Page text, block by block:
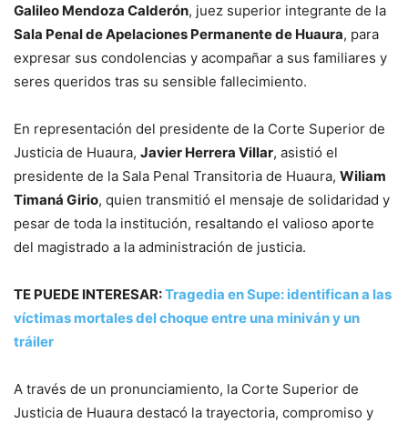
Galileo Mendoza Calderón, juez superior integrante de la
Sala Penal de Apelaciones Permanente de Huaura, para
expresar sus condolencias y acompañar a sus familiares y
seres queridos tras su sensible fallecimiento.
En representación del presidente de la Corte Superior de
Justicia de Huaura, Javier Herrera Villar, asistió el
presidente de la Sala Penal Transitoria de Huaura, Wiliam
Timaná Girio, quien transmitió el mensaje de solidaridad y
pesar de toda la institución, resaltando el valioso aporte
del magistrado a la administración de justicia.
TE PUEDE INTERESAR:Tragedia en Supe: identifican a las
víctimas mortales del choque entre una miniván y un
tráiler
A través de un pronunciamiento, la Corte Superior de
Justicia de Huaura destacó la trayectoria, compromiso y